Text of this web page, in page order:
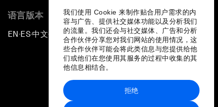
我们使用 Cookie 来制作贴合用户需求的内
容与广告、提供社交媒体功能以及分析我们
的流量。我们还会与社交媒体、广告和分析
合作伙伴分享您对我们网站的使用情况，这
些合作伙伴可能会将此类信息与您提供给他
们或他们在您使用其服务的过程中收集的其
他信息相结合。
拒绝
语言版本
EN ▪ES▪中文▪ 日本語